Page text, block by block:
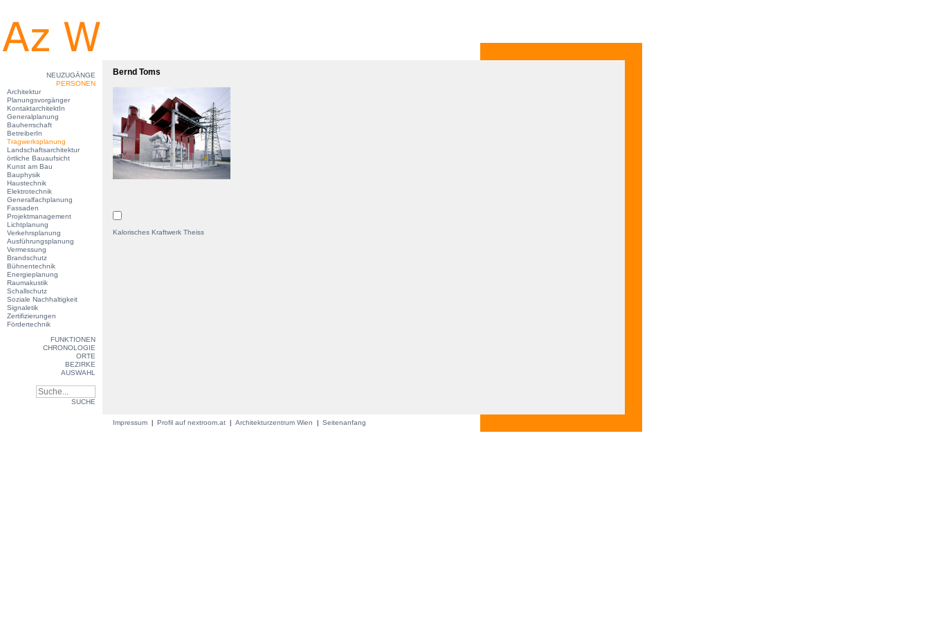
NEUZUGÄNGE
PERSONEN
Architektur
Planungsvorgänger
KontaktarchitektIn
Generalplanung
Bauherrschaft
BetreiberIn
Tragwerksplanung
Landschaftsarchitektur
örtliche Bauaufsicht
Kunst am Bau
Bauphysik
Haustechnik
Elektrotechnik
Generalfachplanung
Fassaden
Projektmanagement
Lichtplanung
Verkehrsplanung
Ausführungsplanung
Vermessung
Brandschutz
Bühnentechnik
Energieplanung
Raumakustik
Schallschutz
Soziale Nachhaltigkeit
Signaletik
Zertifizierungen
Fördertechnik
FUNKTIONEN
CHRONOLOGIE
ORTE
BEZIRKE
AUSWAHL
SUCHE
Bernd Toms
Kalorisches Kraftwerk Theiss
Impressum Profil auf nextroom.at Architekturzentrum Wien Seitenanfang